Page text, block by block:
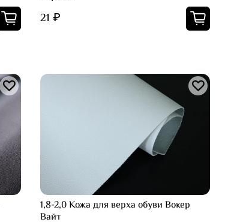
21 ₽
1,8-2,0 Кожа для верха обуви Вокер
Вайт